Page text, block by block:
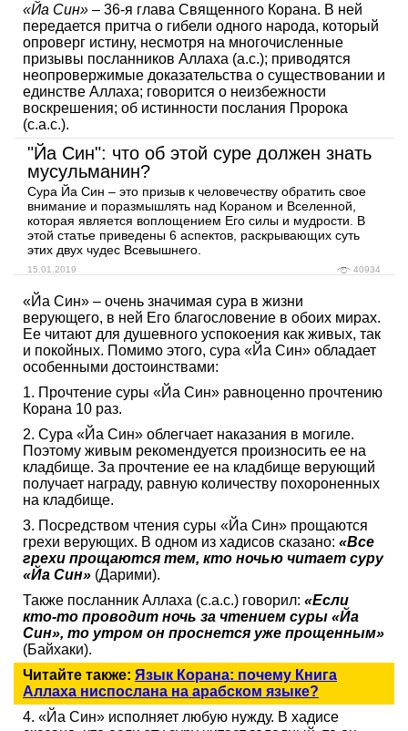
«Йа Син» – 36-я глава Священного Корана. В ней
передается притча о гибели одного народа, который
опроверг истину, несмотря на многочисленные
призывы посланников Аллаха (а.с.); приводятся
неопровержимые доказательства о существовании и
единстве Аллаха; говорится о неизбежности
воскрешения; об истинности послания Пророка
(с.а.с.).
"Йа Син": что об этой суре должен знать
мусульманин?
Сура Йа Син – это призыв к человечеству обратить свое
внимание и поразмышлять над Кораном и Вселенной,
которая является воплощением Его силы и мудрости. В
этой статье приведены 6 аспектов, раскрывающих суть
этих двух чудес Всевышнего.
15.01.2019 40934
«Йа Син» – очень значимая сура в жизни
верующего, в ней Его благословение в обоих мирах.
Ее читают для душевного успокоения как живых, так
и покойных. Помимо этого, сура «Йа Син» обладает
особенными достоинствами:
1. Прочтение суры «Йа Син» равноценно прочтению
Корана 10 раз.
2. Сура «Йа Син» облегчает наказания в могиле.
Поэтому живым рекомендуется произносить ее на
кладбище. За прочтение ее на кладбище верующий
получает награду, равную количеству похороненных
на кладбище.
3. Посредством чтения суры «Йа Син» прощаются
грехи верующих. В одном из хадисов сказано: «Все
грехи прощаются тем, кто ночью читает суру
«Йа Син» (Дарими).
Также посланник Аллаха (с.а.с.) говорил: «Если
кто-то проводит ночь за чтением суры «Йа
Син», то утром он проснется уже прощенным»
(Байхаки).
Читайте также: Язык Корана: почему Книга
Аллаха ниспослана на арабском языке?
4. «Йа Син» исполняет любую нужду. В хадисе